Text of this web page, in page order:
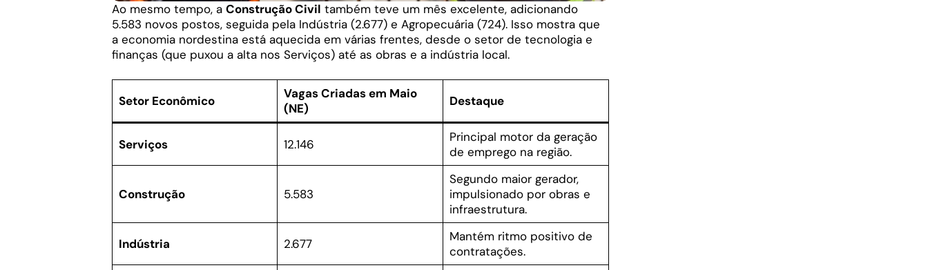
Ao mesmo tempo, a Construção Civil também teve um mês excelente, adicionando
5.583 novos postos, seguida pela Indústria (2.677) e Agropecuária (724). Isso mostra que
a economia nordestina está aquecida em várias frentes, desde o setor de tecnologia e
finanças (que puxou a alta nos Serviços) até as obras e a indústria local.
Setor Econômico
Vagas Criadas em Maio
(NE)
Destaque
Serviços 12.146
Principal motor da geração
de emprego na região.
Construção 5.583
Segundo maior gerador,
impulsionado por obras e
infraestrutura.
Indústria 2.677
Mantém ritmo positivo de
contratações.